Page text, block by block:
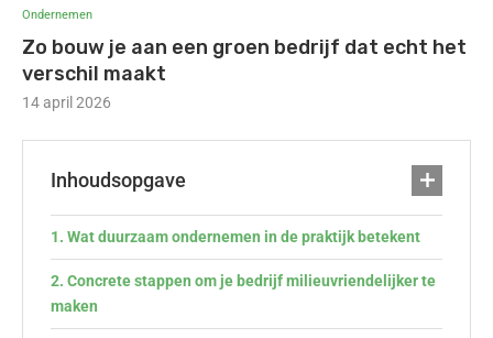
Ondernemen
Zo bouw je aan een groen bedrijf dat echt het
verschil maakt
14 april 2026
Inhoudsopgave
Wat duurzaam ondernemen in de praktijk betekent
Concrete stappen om je bedrijf milieuvriendelijker te
maken